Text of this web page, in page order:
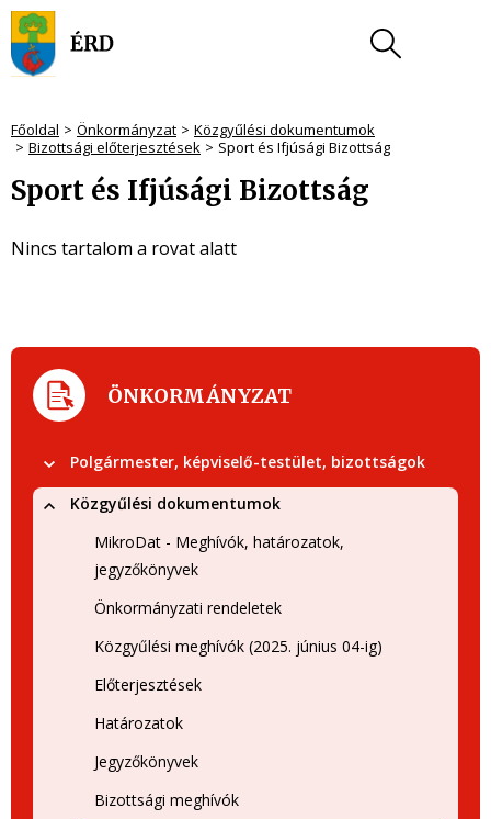
Főoldal Önkormányzat
Közgyűlési dokumentumok
Bizottsági előterjesztések
Sport és Ifjúsági Bizottság
Sport és Ifjúsági Bizottság
Nincs tartalom a rovat alatt
ÖNKORMÁNYZAT
Polgármester, képviselő-testület, bizottságok
Közgyűlési dokumentumok
MikroDat - Meghívók, határozatok,
jegyzőkönyvek
Önkormányzati rendeletek
Közgyűlési meghívók (2025. június 04-ig)
Előterjesztések
Határozatok
Jegyzőkönyvek
Bizottsági meghívók